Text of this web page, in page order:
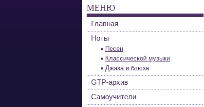
МЕНЮ
Главная
Ноты
Песен
Классической музыки
Джаза и блюза
GTP-архив
Самоучители